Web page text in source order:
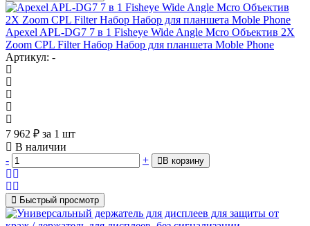
Apexel APL-DG7 7 в 1 Fisheye Wide Angle Mcro Объектив 2X
Zoom CPL Filter Набор Набор для планшета Moble Phone
Артикул: -
7 962 ₽ за 1 шт
В наличии
-
+ В корзину
Быстрый просмотр